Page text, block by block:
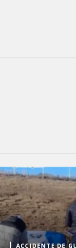
ACCIDENTE DE